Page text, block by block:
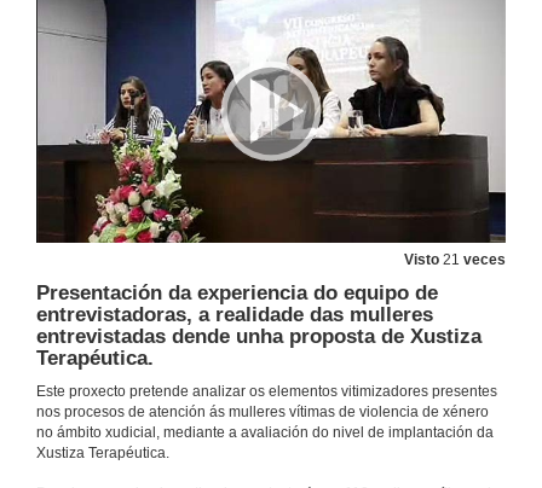
Visto 21 veces
Presentación da experiencia do equipo de
entrevistadoras, a realidade das mulleres
entrevistadas dende unha proposta de Xustiza
Terapéutica.
Este proxecto pretende analizar os elementos vitimizadores presentes
nos procesos de atención ás mulleres vítimas de violencia de xénero
no ámbito xudicial, mediante a avaliación do nivel de implantación da
Xustiza Terapéutica.